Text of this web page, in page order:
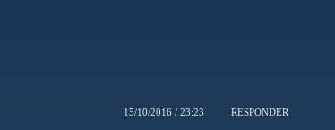
15/10/2016 / 23:23 RESPONDER